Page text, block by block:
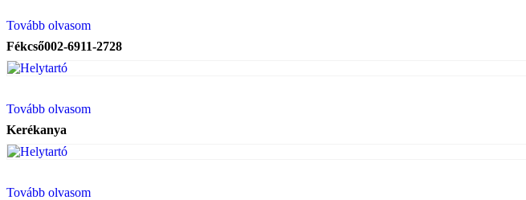
Tovább olvasom
Fékcső002-6911-2728
Tovább olvasom
Kerékanya
Tovább olvasom